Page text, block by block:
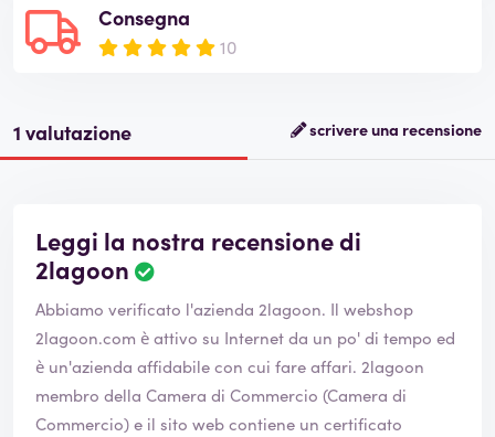
Consegna
10
1 valutazione scrivere una recensione
Leggi la nostra recensione di
2lagoon
Abbiamo verificato l'azienda 2lagoon. Il webshop
2lagoon.com è attivo su Internet da un po' di tempo ed
è un'azienda affidabile con cui fare affari. 2lagoon
membro della Camera di Commercio (Camera di
Commercio) e il sito web contiene un certificato